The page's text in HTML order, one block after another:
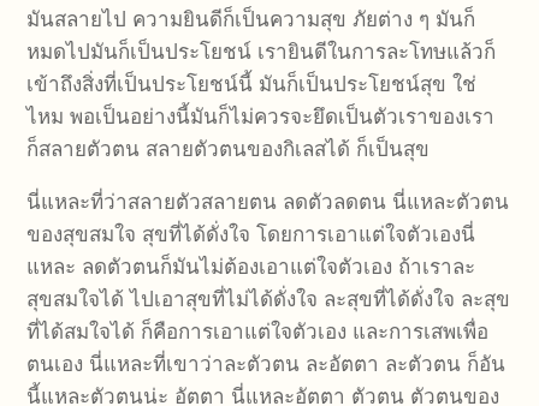
มันสลายไป ความยินดีก็เป็นความสุข ภัยต่าง ๆ มันก็
หมดไปมันก็เป็นประโยชน์ เรายินดีในการละโทษแล้วก็
เข้าถึงสิ่งที่เป็นประโยชน์นี้ มันก็เป็นประโยชน์สุข ใช่
ไหม พอเป็นอย่างนี้มันก็ไม่ควรจะยึดเป็นตัวเราของเรา
ก็สลายตัวตน สลายตัวตนของกิเลสได้ ก็เป็นสุข
นี่แหละที่ว่าสลายตัวสลายตน ลดตัวลดตน นี่แหละตัวตน
ของสุขสมใจ สุขที่ได้ดั่งใจ โดยการเอาแต่ใจตัวเองนี่
แหละ ลดตัวตนก็มันไม่ต้องเอาแต่ใจตัวเอง ถ้าเราละ
สุขสมใจได้ ไปเอาสุขที่ไม่ได้ดั่งใจ ละสุขที่ได้ดั่งใจ ละสุข
ที่ได้สมใจได้ ก็คือการเอาแต่ใจตัวเอง และการเสพเพื่อ
ตนเอง นี่แหละที่เขาว่าละตัวตน ละอัตตา ละตัวตน ก็อัน
นี้แหละตัวตนน่ะ อัตตา นี่แหละอัตตา ตัวตน ตัวตนของ